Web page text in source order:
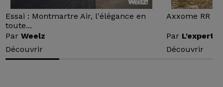
Essai : Montmartre Air, l'élégance en
toute...
ParWeelz
Découvrir
Axxome RR :
Par L'expert
Découvrir